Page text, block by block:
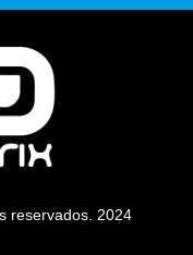
reservados. 2024